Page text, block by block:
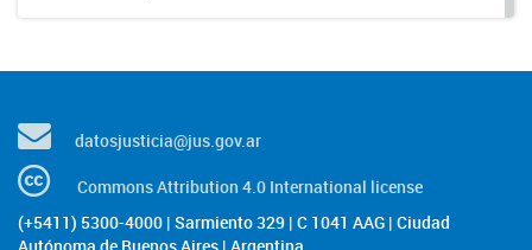
datosjusticia@jus.gov.ar
Commons Attribution 4.0 International license
(+5411) 5300-4000 | Sarmiento 329 | C 1041 AAG | Ciudad